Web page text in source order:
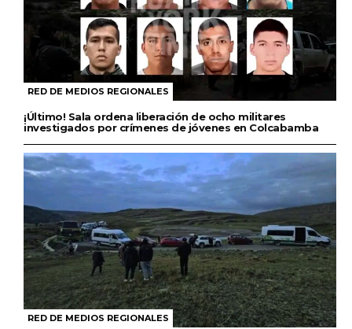
RED DE MEDIOS REGIONALES
¡Último! Sala ordena liberación de ocho militares
investigados por crímenes de jóvenes en Colcabamba
RED DE MEDIOS REGIONALES